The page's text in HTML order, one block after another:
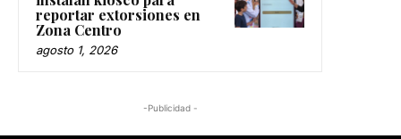
reportar extorsiones en
Zona Centro
agosto 1, 2026
-Publicidad -